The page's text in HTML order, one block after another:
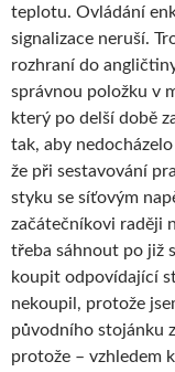
teplotu. Ovládání
signalizace neruší.
rozhraní do
správnou položku v
který po delší době
tak, aby
že při sestavování
styku se síťovým
začátečníkovi raději
třeba sáhnout po již
koupit odpovídající
nekoupil, protože
původního stojánku
protože – vzhledem